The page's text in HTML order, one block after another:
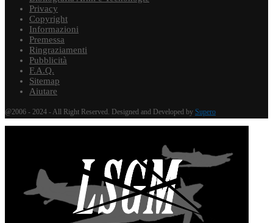
Privacy
Copyright
Informazioni
Premessa
Ringraziamenti
Pubblicità
F.A.Q.
Sitemap
Aiutare
@2006 - 2024 - All Right Reserved. Designed and Developed by Supero